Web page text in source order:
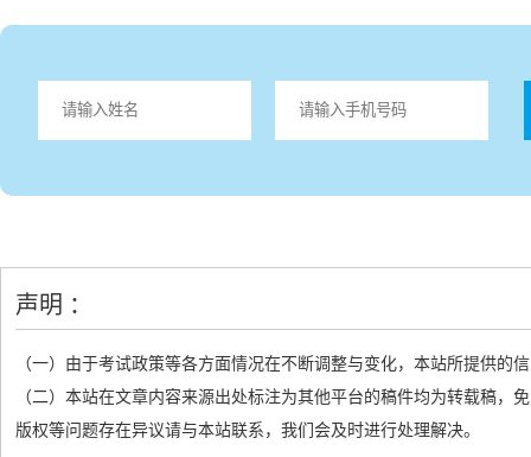
声明 ：
（一）由于考试政策等各方面情况在不断调整与变化，本站所提供的
（二）本站在文章内容来源出处标注为其他平台的稿件均为转载稿
版权等问题存在异议请与本站联系，我们会及时进行处理解决。